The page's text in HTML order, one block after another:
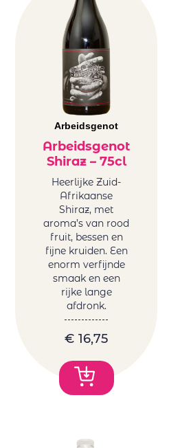
Arbeidsgenot
Arbeidsgenot
Shiraz – 75cl
Heerlijke Zuid-
Afrikaanse
Shiraz, met
aroma’s van rood
fruit, bessen en
fijne kruiden. Een
enorm verfijnde
smaak en een
rijke lange
afdronk.
€ 16,75